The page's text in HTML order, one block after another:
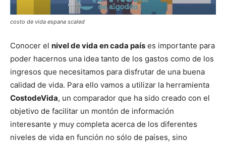
costo de vida espana scaled
Conocer el nivel de vida en cada país es importante para
poder hacernos una idea tanto de los gastos como de los
ingresos que necesitamos para disfrutar de una buena
calidad de vida. Para ello vamos a utilizar la herramienta
CostodeVida, un comparador que ha sido creado con el
objetivo de facilitar un montón de información
interesante y muy completa acerca de los diferentes
niveles de vida en función no sólo de países, sino